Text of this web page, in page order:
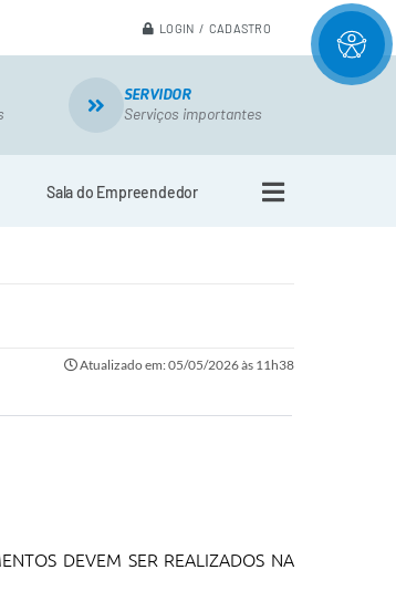
LOGIN / CADASTRO
SERVIDOR
Serviços importantes
Sala do Empreendedor
Atualizado em: 05/05/2026 às 11h38
DEVEM SER REALIZADOS NA